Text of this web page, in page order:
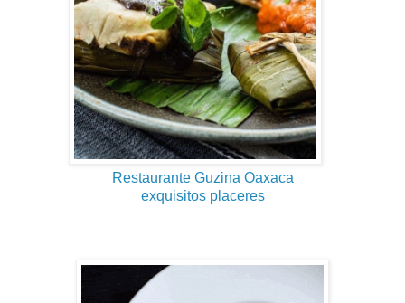
Restaurante Guzina Oaxaca
exquisitos placeres